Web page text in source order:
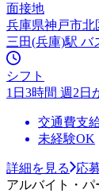
面接地
兵庫県神戸市北
三田(兵庫)駅 バ
シフト
1日3時間 週2日
交通費支
未経験OK
詳細を見る
応
アルバイト・パ